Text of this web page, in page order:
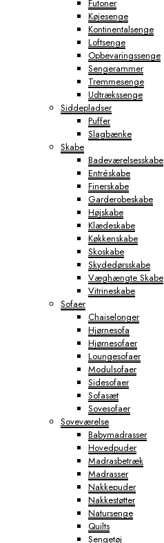
Futoner
Køjesenge
Kontinentalsenge
Loftsenge
Opbevaringssenge
Sengerammer
Tremmesenge
Udtrækssenge
Siddepladser
Puffer
Slagbænke
Skabe
Badeværelsesskabe
Entréskabe
Finerskabe
Garderobeskabe
Højskabe
Klædeskabe
Køkkenskabe
Skoskabe
Skydedørsskabe
Væghængte Skabe
Vitrineskabe
Sofaer
Chaiselonger
Hjørnesofa
Hjørnesofaer
Loungesofaer
Modulsofaer
Sidesofaer
Sofasæt
Sovesofaer
Soveværelse
Babymadrasser
Hovedpuder
Madrasbetræk
Madrasser
Nakkepuder
Nakkestøtter
Natursenge
Quilts
Sengetøj